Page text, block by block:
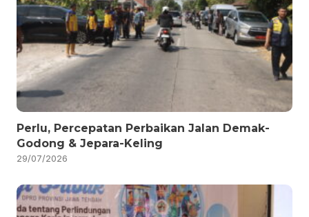
Perlu, Percepatan Perbaikan Jalan Demak-
Godong & Jepara-Keling
29/07/2026